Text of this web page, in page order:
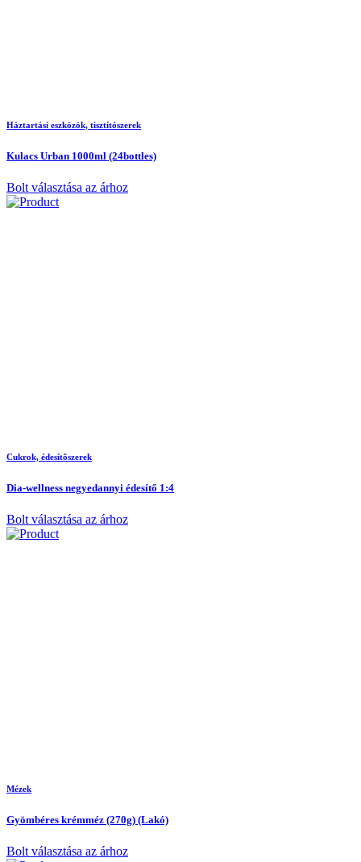
Háztartási eszközök, tisztítószerek
Kulacs Urban 1000ml (24bottles)
Bolt választása az árhoz
Cukrok, édesítõszerek
Dia-wellness negyedannyi édesítő 1:4
Bolt választása az árhoz
Mézek
Gyömbéres krémméz (270g) (Lakó)
Bolt választása az árhoz